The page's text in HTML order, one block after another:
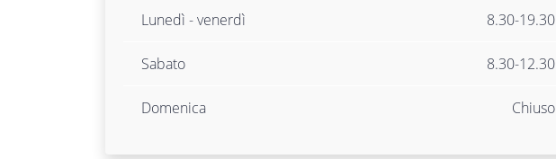
Lunedì - venerdì 8.30-19.30
Sabato 8.30-12.30
Domenica Chiuso